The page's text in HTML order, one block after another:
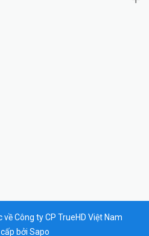
Công ty CP TrueHD Việt Nam
bởi Sapo